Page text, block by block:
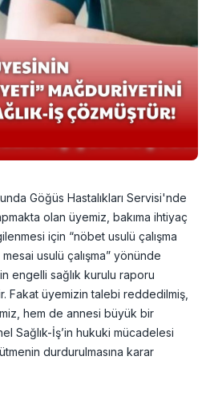
Göğüs Hastalıkları Servisi'nde
olan üyemiz, bakıma ihtiyaç
için “nöbet usulü çalışma
usulü çalışma” yönünde
engelli sağlık kurulu raporu
Fakat üyemizin talebi reddedilmiş,
hem de annesi büyük bir
Sağlık-İş’in hukuki mücadelesi
durdurulmasına karar